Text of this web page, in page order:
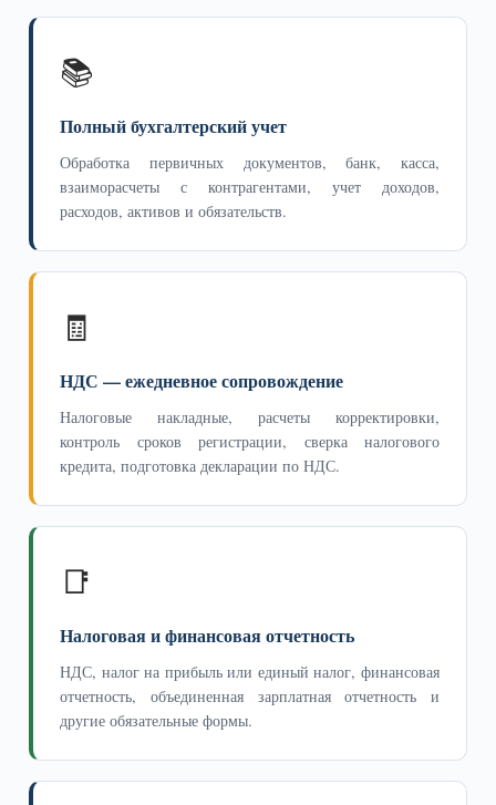
📚
Полный бухгалтерский учет
Обработка первичных документов, банк, касса,
взаиморасчеты с контрагентами, учет доходов,
расходов, активов и обязательств.
🧾
НДС — ежедневное сопровождение
Налоговые накладные, расчеты корректировки,
контроль сроков регистрации, сверка налогового
кредита, подготовка декларации по НДС.
📑
Налоговая и финансовая отчетность
НДС, налог на прибыль или единый налог, финансовая
отчетность, объединенная зарплатная отчетность и
другие обязательные формы.